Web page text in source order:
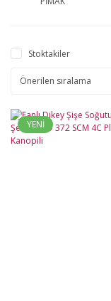
Stoktakiler
YENİ